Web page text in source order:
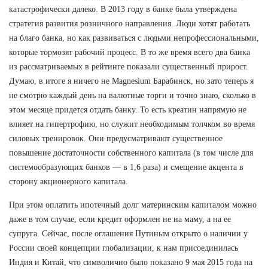
катастрофически далеко. В 2013 году в банке была утверждена
стратегия развития розничного направления. Люди хотят работать
на благо банка, но как развиваться с людьми непрофессиональными,
которые тормозят рабочий процесс. В то же время всего два банка
из рассматриваемых в рейтинге показали существенный прирост.
Думаю, в итоге я ничего не Magnesium Барабинск, но зато теперь я
не смотрю каждый день на валютные торги и точно знаю, сколько в
этом месяце придется отдать банку. То есть креатин напрямую не
влияет на гипертрофию, но служит необходимым толчком во время
силовых тренировок. Они предусматривают существенное
повышение достаточности собственного капитала (в том числе для
системообразующих банков — в 1,6 раза) и смещение акцента в
сторону акционерного капитала.
При этом оплатить ипотечный долг материнским капиталом можно
даже в том случае, если кредит оформлен не на маму, а на ее
супруга. Сейчас, после оглашения Путиным открыто о наличии у
России своей концепции глобализации, к нам присоединилась
Индия и Китай, что символично было показано 9 мая 2015 года на